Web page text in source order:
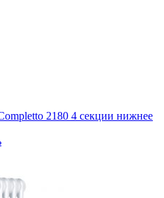
2180 4 секции нижнее